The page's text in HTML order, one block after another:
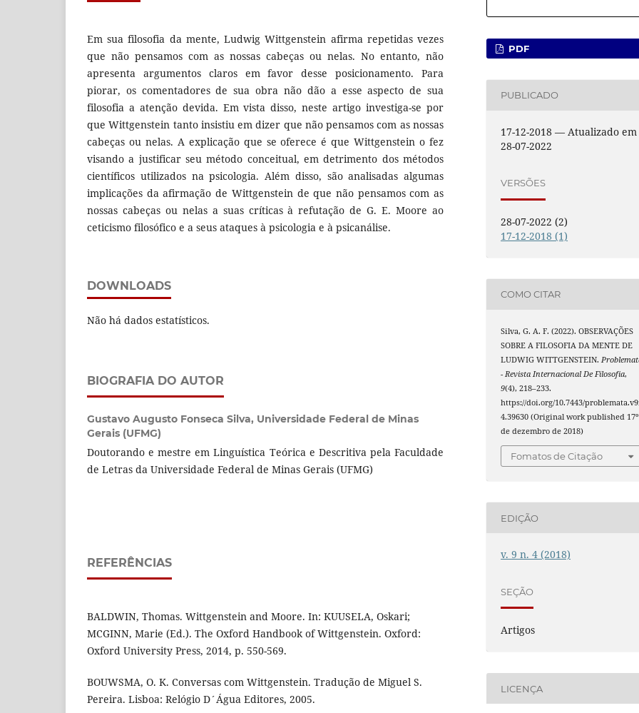
Em sua filosofia da mente, Ludwig Wittgenstein afirma repetidas vezes
que não pensamos com as nossas cabeças ou nelas. No entanto, não
apresenta argumentos claros em favor desse posicionamento. Para
piorar, os comentadores de sua obra não dão a esse aspecto de sua
filosofia a atenção devida. Em vista disso, neste artigo investiga-se por
que Wittgenstein tanto insistiu em dizer que não pensamos com as nossas
cabeças ou nelas. A explicação que se oferece é que Wittgenstein o fez
visando a justificar seu método conceitual, em detrimento dos métodos
científicos utilizados na psicologia. Além disso, são analisadas algumas
implicações da afirmação de Wittgenstein de que não pensamos com as
nossas cabeças ou nelas a suas críticas à refutação de G. E. Moore ao
ceticismo filosófico e a seus ataques à psicologia e à psicanálise.
DOWNLOADS
Não há dados estatísticos.
BIOGRAFIA DO AUTOR
Gustavo Augusto Fonseca Silva, Universidade Federal de Minas
Gerais (UFMG)
Doutorando e mestre em Linguística Teórica e Descritiva pela Faculdade
de Letras da Universidade Federal de Minas Gerais (UFMG)
REFERÊNCIAS
BALDWIN, Thomas. Wittgenstein and Moore. In: KUUSELA, Oskari;
MCGINN, Marie (Ed.). The Oxford Handbook of Wittgenstein. Oxford:
Oxford University Press, 2014, p. 550-569.
BOUWSMA, O. K. Conversas com Wittgenstein. Tradução de Miguel S.
Pereira. Lisboa: Relógio D´Água Editores, 2005.
PDF
PUBLICADO
17-12-2018 — Atualizado em
28-07-2022
VERSÕES
28-07-2022 (2)
17-12-2018 (1)
COMO CITAR
Silva, G. A. F. (2022). OBSERVAÇÕES
SOBRE A FILOSOFIA DA MENTE DE
LUDWIG WITTGENSTEIN.
- Revista Internacional De Filosofia,
9(4), 218–233.
https://doi.org/10.7443/
4.39630 (Original work published 17º
de dezembro de 2018)
Fomatos de Citação
EDIÇÃO
v. 9 n. 4 (2018)
SEÇÃO
Artigos
LICENÇA